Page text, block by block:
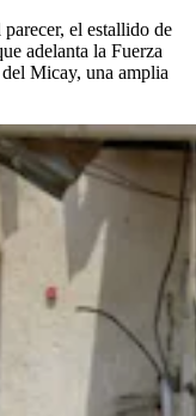
el estallido de
adelanta la Fuerza
Micay, una amplia